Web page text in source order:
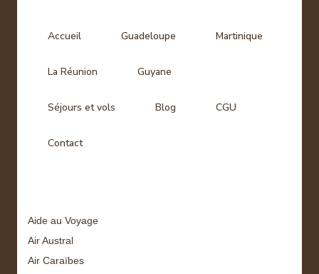
Accueil Guadeloupe Martinique
La Réunion Guyane
Séjours et vols Blog CGU
Contact
Aide au Voyage
Air Austral
Air Caraïbes